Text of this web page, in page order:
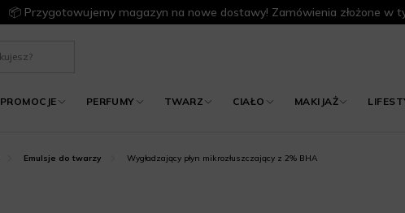
📦 Przygotowujemy magazyn na nowe dostawy! Zamówienia złożone w
PROMOCJE PERFUMY TWARZ CIAŁO MAKIJAŻ
Emulsje do twarzy Wygładzający płyn mikrozłuszczający z 2% BHA